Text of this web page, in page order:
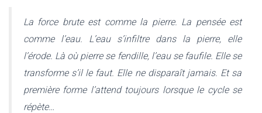
La force brute est comme la pierre. La pensée est
comme l’eau. L’eau s’infiltre dans la pierre, elle
l’érode. Là où pierre se fendille, l’eau se faufile. Elle se
transforme s’il le faut. Elle ne disparaît jamais. Et sa
première forme l’attend toujours lorsque le cycle se
répète…